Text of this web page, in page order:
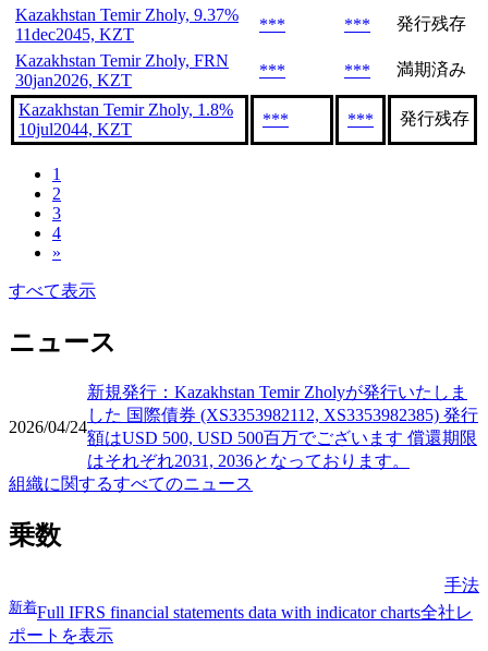
Kazakhstan Temir Zholy, 9.37%
11dec2045, KZT
*** ***
発行残存
Kazakhstan Temir Zholy, FRN
30jan2026, KZT
*** *** 満期済み
Kazakhstan Temir Zholy, 1.8%
10jul2044, KZT
*** *** 発行残存
1
2
3
4
»
すべて表示
ニュース
2026/04/24
新規発行：Kazakhstan Temir Zholyが発行いたしま
した 国際債券 (XS3353982112, XS3353982385) 発行
額はUSD 500, USD 500百万でございます 償還期限
はそれぞれ2031, 2036となっております。
組織に関するすべてのニュース
乗数
手法
新着Full IFRS financial statements data with indicator charts全社レ
ポートを表示